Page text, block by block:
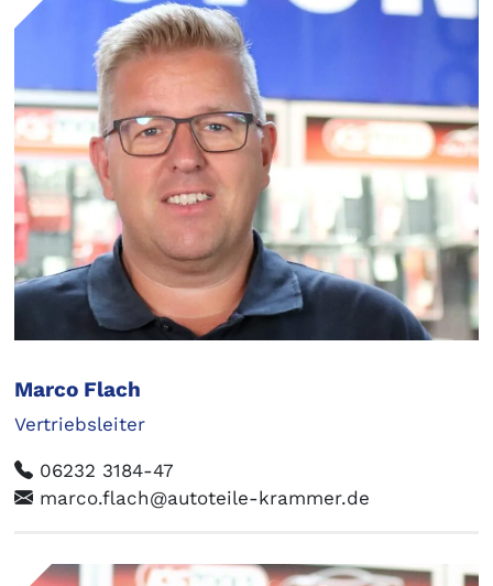
Marco Flach
Vertriebsleiter
06232 3184-47
marco.flach@autoteile-krammer.de